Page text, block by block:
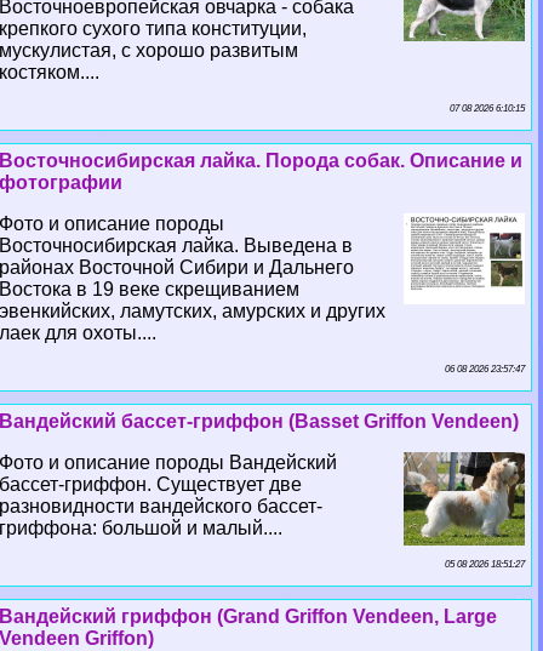
Восточноевропейская овчарка - собака
крепкого сухого типа конституции,
мускулистая, с хорошо развитым
костяком....
07 08 2026 6:10:15
Восточносибирская лайка. Порода собак. Описание и
фотографии
Фото и описание породы
Восточносибирская лайка. Выведена в
районах Восточной Сибири и Дальнего
Востока в 19 веке скрещиванием
эвенкийских, ламутских, амурских и других
лаек для охоты....
06 08 2026 23:57:47
Вандейский бассет-гриффон (Basset Griffon Vendeen)
Фото и описание породы Вандейский
бассет-гриффон. Существует две
разновидности вандейского бассет-
гриффона: большой и малый....
05 08 2026 18:51:27
Вандейский гриффон (Grand Griffon Vendeen, Large
Vendeen Griffon)